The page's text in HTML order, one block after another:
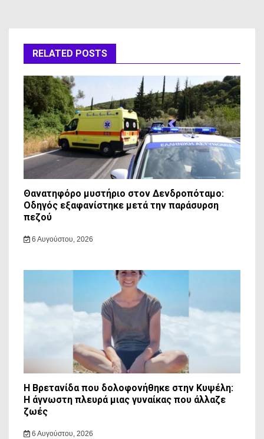
RELATED POSTS
Θανατηφόρο μυστήριο στον Δενδροπόταμο:
Οδηγός εξαφανίστηκε μετά την παράσυρση
πεζού
6 Αυγούστου, 2026
Η Βρετανίδα που δολοφονήθηκε στην Κυψέλη:
Η άγνωστη πλευρά μιας γυναίκας που άλλαζε
ζωές
6 Αυγούστου, 2026